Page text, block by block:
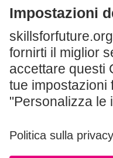
Prenota corsi
All'inizio della gara
workshop